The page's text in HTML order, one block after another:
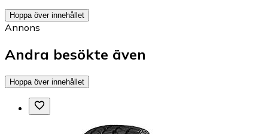
Hoppa över innehållet
Annons
Andra besökte även
Hoppa över innehållet